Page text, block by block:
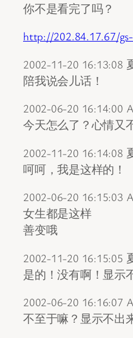
你不是看完了吗？
http://202.84.17.67/
2002-11-20 16:13:08
陪我说会儿话！
2002-06-20 16:14:00
今天怎么了？心情又
2002-11-20 16:14:08
呵呵，我是这样的！
2002-06-20 16:15:03
女生都是这样
善变哦
2002-11-20 16:15:05
是的！没有啊！显示
2002-06-20 16:16:07
不至于嘛？显示不出